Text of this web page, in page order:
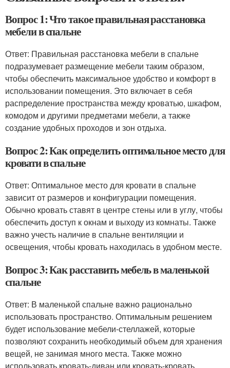
Вопрос 1: Что такое правильная расстановка
мебели в спальне
Ответ: Правильная расстановка мебели в спальне
подразумевает размещение мебели таким образом,
чтобы обеспечить максимальное удобство и комфорт в
использовании помещения. Это включает в себя
распределение пространства между кроватью, шкафом,
комодом и другими предметами мебели, а также
создание удобных проходов и зон отдыха.
Вопрос 2: Как определить оптимальное место для
кровати в спальне
Ответ: Оптимальное место для кровати в спальне
зависит от размеров и конфигурации помещения.
Обычно кровать ставят в центре стены или в углу, чтобы
обеспечить доступ к окнам и выходу из комнаты. Также
важно учесть наличие в спальне вентиляции и
освещения, чтобы кровать находилась в удобном месте.
Вопрос 3: Как расставить мебель в маленькой
спальне
Ответ: В маленькой спальне важно рационально
использовать пространство. Оптимальным решением
будет использование мебели-стеллажей, которые
позволяют сохранить необходимый объем для хранения
вещей, не занимая много места. Также можно
использовать кровать-диван или кровать-кровать,